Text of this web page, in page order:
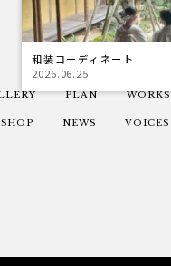
和装コーディネート
2026.06.25
PLAN WORKS
SHOP NEWS VOICES